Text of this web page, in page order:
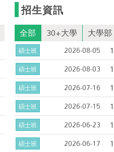
招生資訊
全部 30+大學 大學部
碩士班 2026-08-05
碩士班 2026-08-03
碩士班 2026-07-16
碩士班 2026-07-15
碩士班 2026-06-23
碩士班 2026-06-17